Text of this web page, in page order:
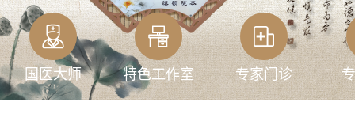
国医大师 特色工作室 专家门诊